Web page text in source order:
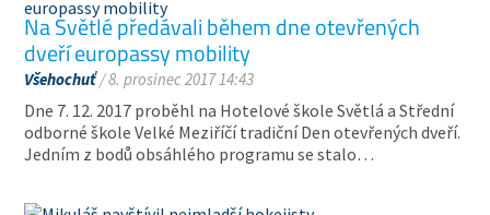
Na Světlé předávali během dne otevřených
dveří europassy mobility
Všehochuť/ 8. prosinec 2017 14:43
Dne 7. 12. 2017 proběhl na Hotelové škole Světlá a Střední
odborné škole Velké Meziříčí tradiční Den otevřených dveří.
Jedním z bodů obsáhlého programu se stalo…